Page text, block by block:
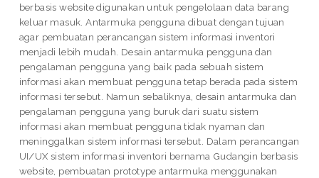
berbasis website digunakan untuk pengelolaan data barang
keluar masuk. Antarmuka pengguna dibuat dengan tujuan
agar pembuatan perancangan sistem informasi inventori
menjadi lebih mudah. Desain antarmuka pengguna dan
pengalaman pengguna yang baik pada sebuah sistem
informasi akan membuat pengguna tetap berada pada sistem
informasi tersebut. Namun sebaliknya, desain antarmuka dan
pengalaman pengguna yang buruk dari suatu sistem
informasi akan membuat pengguna tidak nyaman dan
meninggalkan sistem informasi tersebut. Dalam perancangan
UI/UX sistem informasi inventori bernama Gudangin berbasis
website, pembuatan prototype antarmuka menggunakan